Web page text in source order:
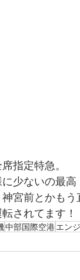
指定特急。
少ないの最高
宮前とかも
されてます！
中部国際空港エン